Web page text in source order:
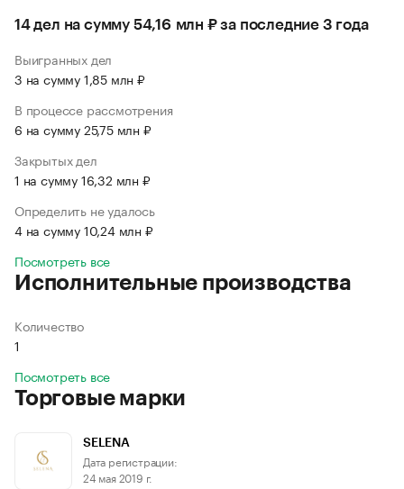
14 дел на сумму 54,16 млн ₽ за последние 3 года
Выигранных дел
3 на сумму 1,85 млн ₽
В процессе рассмотрения
6 на сумму 25,75 млн ₽
Закрытых дел
1 на сумму 16,32 млн ₽
Определить не удалось
4 на сумму 10,24 млн ₽
Посмотреть все
Исполнительные производства
Количество
1
Посмотреть все
Торговые марки
SELENA
Дата регистрации:
24 мая 2019 г.